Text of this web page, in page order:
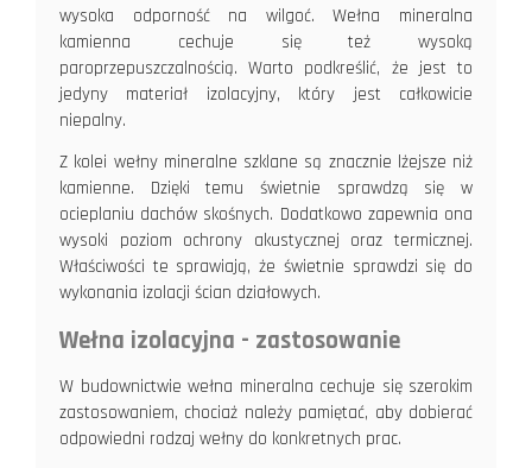
wysoka odporność na wilgoć. Wełna mineralna
kamienna cechuje się też wysoką
paroprzepuszczalnością. Warto podkreślić, że jest to
jedyny materiał izolacyjny, który jest całkowicie
niepalny.
Z kolei wełny mineralne szklane są znacznie lżejsze niż
kamienne. Dzięki temu świetnie sprawdzą się w
ocieplaniu dachów skośnych. Dodatkowo zapewnia ona
wysoki poziom ochrony akustycznej oraz termicznej.
Właściwości te sprawiają, że świetnie sprawdzi się do
wykonania izolacji ścian działowych.
Wełna izolacyjna - zastosowanie
W budownictwie wełna mineralna cechuje się szerokim
zastosowaniem, chociaż należy pamiętać, aby dobierać
odpowiedni rodzaj wełny do konkretnych prac.